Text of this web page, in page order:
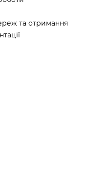
та отримання